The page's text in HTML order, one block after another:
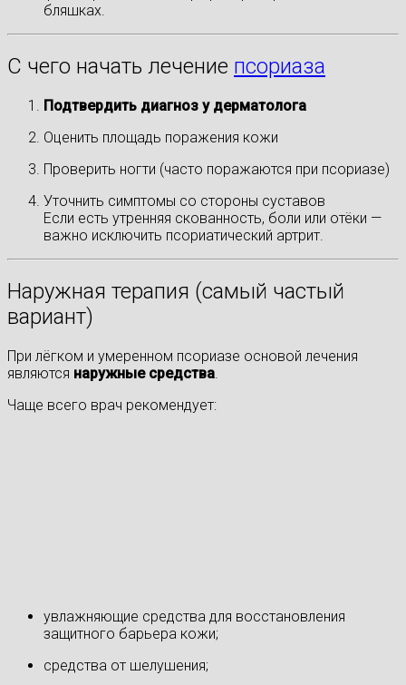
бляшках.
С чего начать лечение псориаза
Подтвердить диагноз у дерматолога
Оценить площадь поражения кожи
Проверить ногти (часто поражаются при псориазе)
Уточнить симптомы со стороны суставов
Если есть утренняя скованность, боли или отёки —
важно исключить псориатический артрит.
Наружная терапия (самый частый
вариант)
При лёгком и умеренном псориазе основой лечения
являются наружные средства
Чаще всего врач рекомендует:
увлажняющие средства для восстановления
защитного барьера кожи;
средства от шелушения;